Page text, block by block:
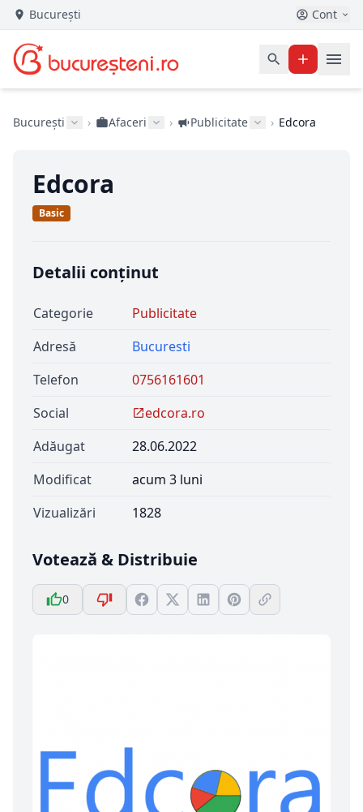
București Cont
București › Afaceri › Publicitate › Edcora
Edcora
Basic
Detalii conținut
Categorie
Publicitate
Adresă
Bucuresti
Telefon
0756161601
Social
edcora.ro
Adăugat
28.06.2022
Modificat
acum 3 luni
Vizualizări
1828
Votează & Distribuie
0